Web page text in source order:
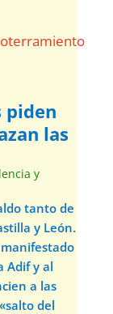
piden
las
y
tanto de
y León.
Adif y al
a las
del